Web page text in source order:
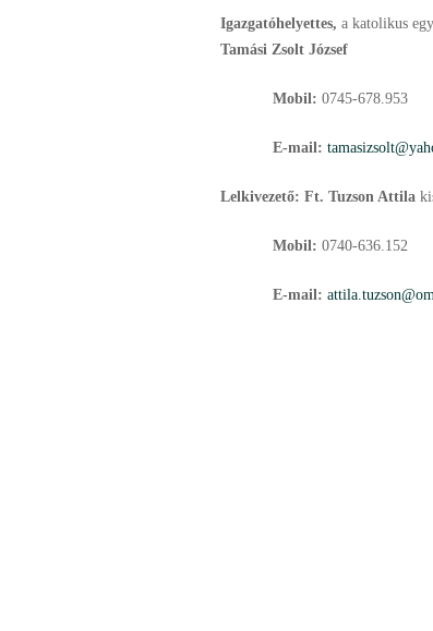
Igazgatóhelyettes, a katolikus
Tamási Zsolt József
Mobil: 0745-678.953
E-mail:
Lelkivezető: Ft. Tuzson Attila
Mobil: 0740-636.152
E-mail: a